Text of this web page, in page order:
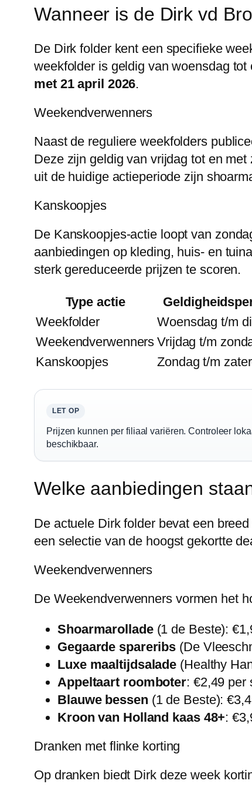
Wanneer is de Dirk vd
De Dirk folder kent een specifieke
weekfolder is geldig van woensdag
met 21 april 2026.
Weekendverwenners
Naast de reguliere weekfolders
Deze zijn geldig van vrijdag tot en
uit de huidige actieperiode zijn
Kanskoopjes
De Kanskoopjes-actie loopt van
aanbiedingen op kleding, huis- en
sterk gereduceerde prijzen te scoren.
Type actie
Weekfolder
Woensdag t/m
Weekendverwenners Vrijdag t/m
Kanskoopjes
Zondag t/m
LET OP
Prijzen kunnen per filiaal variëren. Controleer
beschikbaar.
Welke aanbiedingen
De actuele Dirk folder bevat een
een selectie van de hoogst gekortte
Weekendverwenners
De Weekendverwenners vormen het
Shoarmarollade(1 de Beste):
Gegaarde spareribs (De
Luxe maaltijdsalade (Healthy
Appeltaart roomboter: €2,49 per
Blauwe bessen (1 de Beste):
Kroon van Holland kaas 48+:
Dranken met flinke korting
Op dranken biedt Dirk deze week